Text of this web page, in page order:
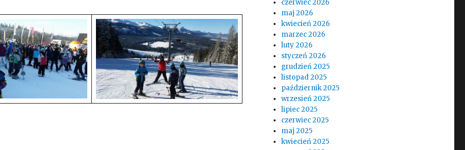
czerwiec 2026
maj 2026
kwiecień 2026
marzec 2026
luty 2026
styczeń 2026
grudzień 2025
listopad 2025
październik 2025
wrzesień 2025
lipiec 2025
czerwiec 2025
maj 2025
kwiecień 2025